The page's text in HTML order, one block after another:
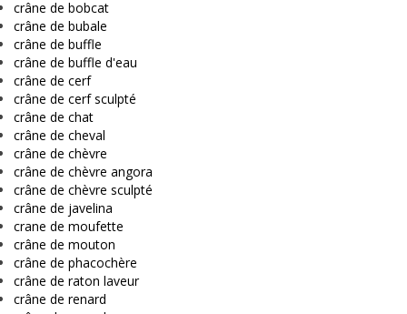
crâne de bobcat
crâne de bubale
crâne de buffle
crâne de buffle d'eau
crâne de cerf
crâne de cerf sculpté
crâne de chat
crâne de cheval
crâne de chèvre
crâne de chèvre angora
crâne de chèvre sculpté
crâne de javelina
crane de moufette
crâne de mouton
crâne de phacochère
crâne de raton laveur
crâne de renard